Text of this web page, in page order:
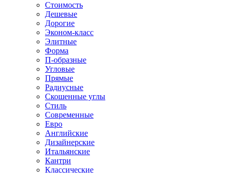
Стоимость
Дешевые
Дорогие
Эконом-класс
Элитные
Форма
П-образные
Угловые
Прямые
Радиусные
Скошенные углы
Стиль
Современные
Евро
Английские
Дизайнерские
Итальянские
Кантри
Классические